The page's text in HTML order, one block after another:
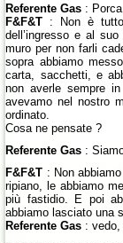
Referente Gas :
F&F&T : Non è
dell’ingresso e al
muro per non farli
sopra abbiamo
carta, sacchetti, e
non averle sempre
avevamo nel nostro
ordinato.
Cosa ne pensate ?
Referente Gas :
F&F&T : Non
ripiano, le abbiamo
più fastidio. E poi
abbiamo lasciato una
Referente Gas : vedo,